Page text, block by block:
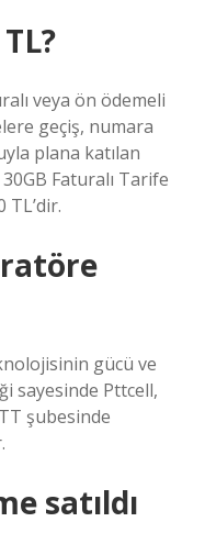
veya ön ödemeli
geçiş, numara
plana katılan
Faturalı Tarife
TL’dir.
gücü ve
sayesinde Pttcell,
şubesinde
satıldı